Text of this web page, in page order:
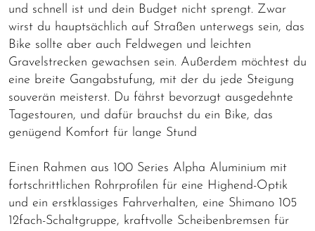
und schnell ist und dein Budget nicht sprengt. Zwar
wirst du hauptsächlich auf Straßen unterwegs sein, das
Bike sollte aber auch Feldwegen und leichten
Gravelstrecken gewachsen sein. Außerdem möchtest du
eine breite Gangabstufung, mit der du jede Steigung
souverän meisterst. Du fährst bevorzugt ausgedehnte
Tagestouren, und dafür brauchst du ein Bike, das
genügend Komfort für lange Stund
Einen Rahmen aus 100 Series Alpha Aluminium mit
fortschrittlichen Rohrprofilen für eine Highend-Optik
und ein erstklassiges Fahrverhalten, eine Shimano 105
12fach-Schaltgruppe, kraftvolle Scheibenbremsen für